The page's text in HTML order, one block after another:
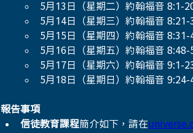
5月13日（星期二）約翰福音 8:1-
5月14日（星期三）約翰福音 8:21-
5月15日（星期四）約翰福音 8:31-
5月16日（星期五）約翰福音 8:48-
5月17日（星期六）約翰福音 9:1-
5月18日（星期日）約翰福音 9:24-
報告事項
信徒教育課程簡介如下，請在